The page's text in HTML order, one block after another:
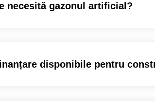
necesită gazonul artificial?
disponibile pentru